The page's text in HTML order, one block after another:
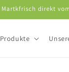
Martkfrisch direkt
Produkte